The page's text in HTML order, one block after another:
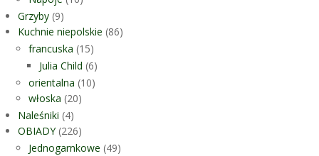
Grzyby (9)
Kuchnie niepolskie (86)
francuska (15)
Julia Child (6)
orientalna (10)
włoska (20)
Naleśniki (4)
OBIADY(226)
Jednogarnkowe (49)